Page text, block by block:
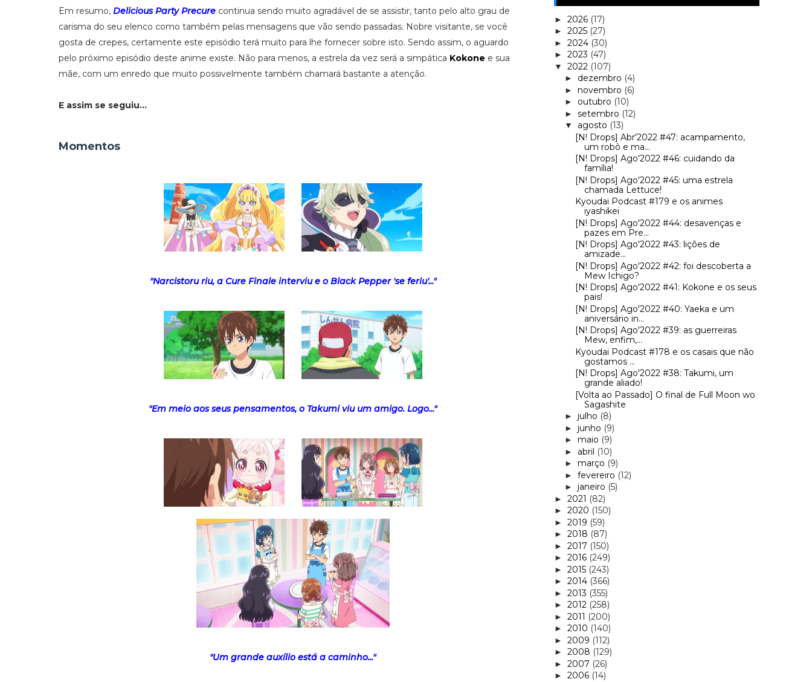
Em resumo, Delicious Party Precure continua sendo muito agradável de se assistir, tanto pelo alto grau de
carisma do seu elenco como também pelas mensagens que vão sendo passadas. Nobre visitante, se você
gosta de crepes, certamente este episódio terá muito para lhe fornecer sobre isto. Sendo assim, o aguardo
pelo próximo episódio deste anime existe. Não para menos, a estrela da vez será a simpática Kokone e sua
mãe, com um enredo que muito possivelmente também chamará bastante a atenção.
E assim se seguiu...
Momentos
"Narcistoru riu, a Cure Finale interviu e o Black Pepper 'se feriu'..."
"Em meio aos seus pensamentos, o Takumi viu um amigo. Logo..."
"Um grande auxílio está a caminho..."
► 2026 (17)
► 2025 (27)
► 2024 (30)
► 2023 (47)
▼ 2022 (107)
► dezembro (4)
► novembro (6)
► outubro (10)
► setembro (12)
▼ agosto (13)
[N! Drops] Abr'2022 #47: acampamento,
um robô e ma...
[N! Drops] Ago'2022 #46: cuidando da
família!
[N! Drops] Ago'2022 #45: uma estrela
chamada Lettuce!
Kyoudai Podcast #179 e os animes
iyashikei
[N! Drops] Ago'2022 #44: desavenças e
pazes em Pre...
[N! Drops] Ago'2022 #43: lições de
amizade...
[N! Drops] Ago'2022 #42: foi descoberta a
Mew Ichigo?
[N! Drops] Ago'2022 #41: Kokone e os seus
pais!
[N! Drops] Ago'2022 #40: Yaeka e um
aniversário in...
[N! Drops] Ago'2022 #39: as guerreiras
Mew, enfim,...
Kyoudai Podcast #178 e os casais que não
gostamos ...
[N! Drops] Ago'2022 #38: Takumi, um
grande aliado!
[Volta ao Passado] O final de Full Moon wo
Sagashite
► julho (8)
► junho (9)
► maio (9)
► abril (10)
► março (9)
► fevereiro (12)
► janeiro (5)
► 2021 (82)
► 2020 (150)
► 2019 (59)
► 2018 (87)
► 2017 (150)
► 2016 (249)
► 2015 (243)
► 2014 (366)
► 2013 (355)
► 2012 (258)
► 2011 (200)
► 2010 (140)
► 2009 (112)
► 2008 (129)
► 2007 (26)
► 2006 (14)